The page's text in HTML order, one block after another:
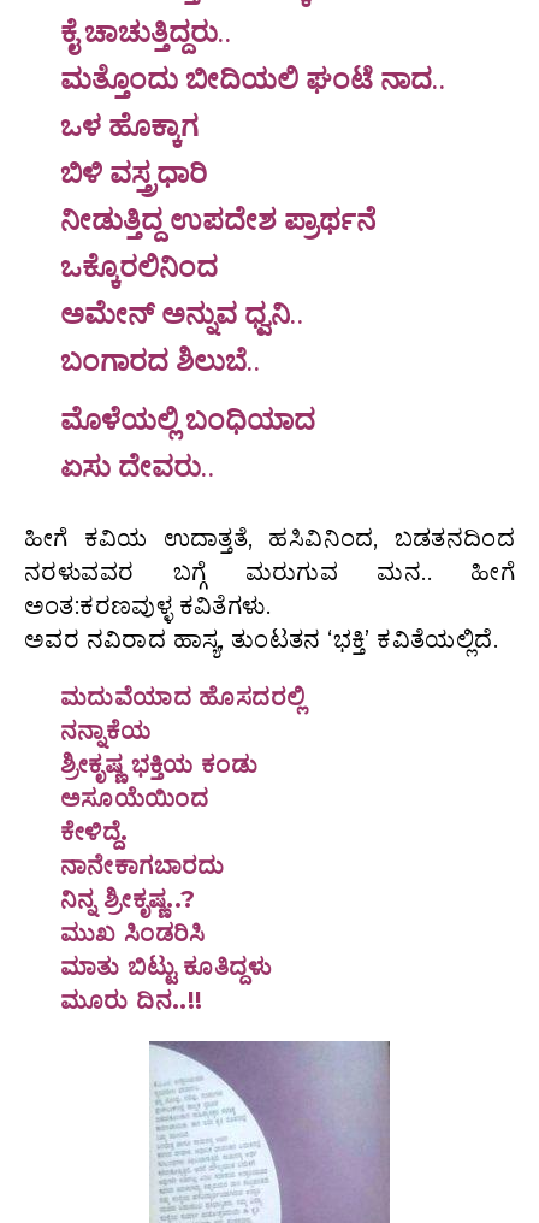
ಕೈ ಚಾಚುತ್ತಿದ್ದರು..
ಮತ್ತೊಂದು ಬೀದಿಯಲಿ ಘಂಟೆ ನಾದ..
ಒಳ ಹೊಕ್ಕಾಗ
ಬಿಳಿ ವಸ್ತ್ರಧಾರಿ
ನೀಡುತ್ತಿದ್ದ ಉಪದೇಶ ಪ್ರಾರ್ಥನೆ
ಒಕ್ಕೊರಲಿನಿಂದ
ಅಮೇನ್ ಅನ್ನುವ ಧ್ವನಿ..
ಬಂಗಾರದ ಶಿಲುಬೆ..
ಮೊಳೆಯಲ್ಲಿ ಬಂಧಿಯಾದ
ಏಸು ದೇವರು..
ಹೀಗೆ ಕವಿಯ ಉದಾತ್ತತೆ, ಹಸಿವಿನಿಂದ, ಬಡತನದಿಂದ
ನರಳುವವರ ಬಗ್ಗೆ ಮರುಗುವ ಮನ.. ಹೀಗೆ
ಅಂತ:ಕರಣವುಳ್ಳ ಕವಿತೆಗಳು.
ಅವರ ನವಿರಾದ ಹಾಸ್ಯ, ತುಂಟತನ ‘ಭಕ್ತಿ’ ಕವಿತೆಯಲ್ಲಿದೆ.
ಮದುವೆಯಾದ ಹೊಸದರಲ್ಲಿ
ನನ್ನಾಕೆಯ
ಶ್ರೀಕೃಷ್ಣ ಭಕ್ತಿಯ ಕಂಡು
ಅಸೂಯೆಯಿಂದ
ಕೇಳಿದ್ದೆ.
ನಾನೇಕಾಗಬಾರದು
ನಿನ್ನ ಶ್ರೀಕೃಷ್ಣ..?
ಮುಖ ಸಿಂಡರಿಸಿ
ಮಾತು ಬಿಟ್ಟು ಕೂತಿದ್ದಳು
ಮೂರು ದಿನ..!!